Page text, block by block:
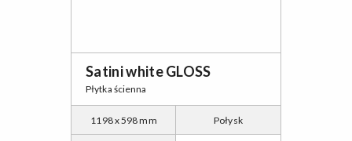
Satini white GLOSS
Płytka ścienna
1198 x 598 mm Połysk